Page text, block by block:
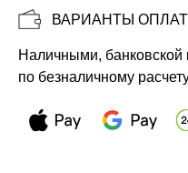
ВАРИАНТЫ
Наличными, банковской
по безналичному